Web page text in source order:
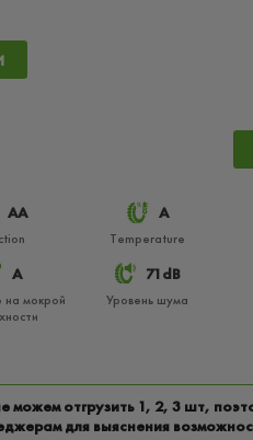
АА A
Temperature
A
на мокрой
71dB
Уровень шума
можем отгрузить 1, 2, 3 шт,
для выяснения